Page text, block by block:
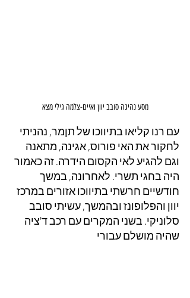
מסע נהיגה סובב יוון ואיים-צלמה גילי מצא
עם רנו קליאו בתיווכו של תןמר, נהניתי
לחקור את האי פורוס, אגינה, מתאנה
וגם להגיע לאי הקסום הידרה. זה כאמור
היה בחגי תשרי. לאחרונה, במשך
חודשיים חרשתי בתיווכו אזורים במרכז
יוון והפלופונז ובהמשך, עשיתי סובב
סלוניקי. בשני המקרים עם רכב ד'ציה
שהיה מושלם עבורי